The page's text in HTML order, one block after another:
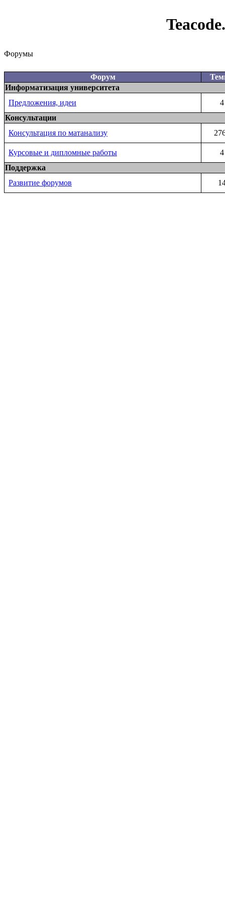
Форумы
Форум
Информатизация университета
Предложения, идеи
4
Консультации
Консультация по матанализу
Курсовые и дипломные работы
4
Поддержка
Развитие форумов